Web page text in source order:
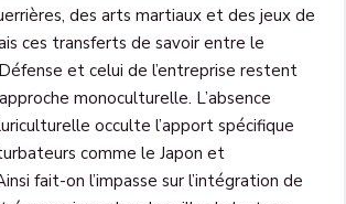
des arts martiaux et des jeux de
ces transferts de savoir entre le
et celui de l’entreprise restent
monoculturelle. L’absence
occulte l’apport spécifique
comme le Japon et
fait-on l’impasse sur l’intégration de